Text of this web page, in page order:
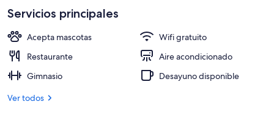
Ropa de cama hipoalergénica y
Servicios principales
Acepta mascotas
Wifi gratuito
Restaurante
Aire acondicionado
Gimnasio
Desayuno disponible
Ver todos